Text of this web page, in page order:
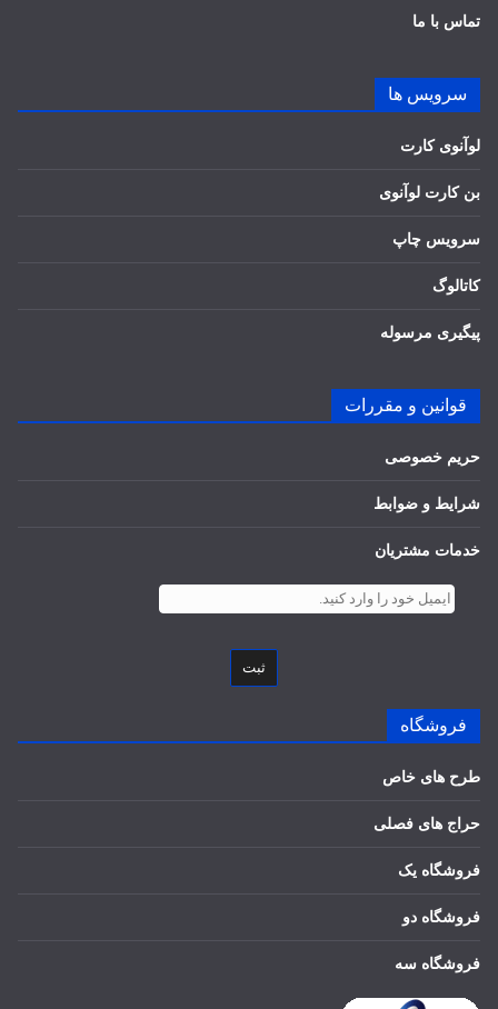
تماس با ما
سرویس ها
لوآنوی کارت
بن کارت لوآنوی
سرویس چاپ
کاتالوگ
پیگیری مرسوله
قوانین و مقررات
حریم خصوصی
شرایط و ضوابط
خدمات مشتریان
ثبت
فروشگاه
طرح های خاص
حراج های فصلی
فروشگاه یک
فروشگاه دو
فروشگاه سه